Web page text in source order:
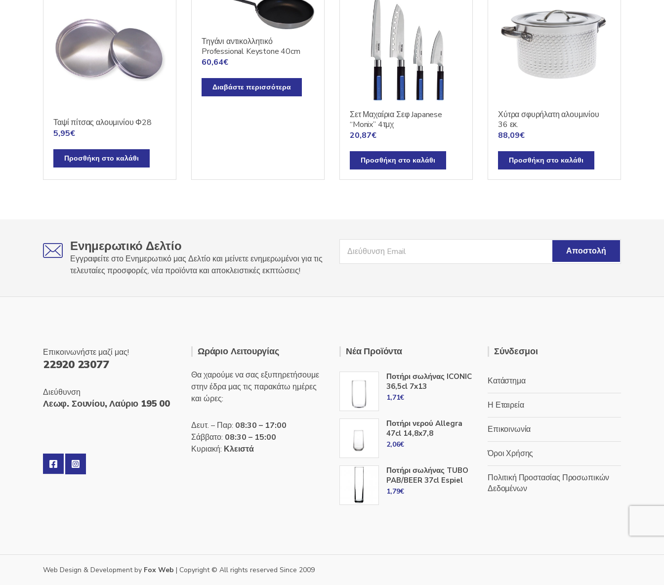
Ταψί πίτσας αλουμινίου Φ28
5,95€
Προσθήκη στο καλάθι
Τηγάνι αντικολλητικό
Professional Keystone 40cm
60,64€
Διαβάστε περισσότερα
Σετ Μαχαίρια Σεφ Japanese
“Monix” 4τμχ
20,87€
Προσθήκη στο καλάθι
Χύτρα σφυρήλατη αλουμινίου
36 εκ.
88,09€
Προσθήκη στο καλάθι
Ενημερωτικό Δελτίο
Εγγραφείτε στο Ενημερωτικό μας Δελτίο και μείνετε ενημερωμένοι για τις
τελευταίες προσφορές, νέα προϊόντα και αποκλειστικές εκπτώσεις!
Επικοινωνήστε μαζί μας!
22920 23077
Διεύθυνση
Λεωφ. Σουνίου, Λαύριο 195 00
Ωράριο Λειτουργίας
Θα χαρούμε να σας εξυπηρετήσουμε
στην έδρα μας τις παρακάτω ημέρες
και ώρες:
Δευτ. – Παρ: 08:30 – 17:00
Σάββατο: 08:30 – 15:00
Κυριακή: Κλειστά
Νέα Προϊόντα
Ποτήρι σωλήνας ICONIC
36,5cl 7x13
1,71€
Ποτήρι νερού Allegra
47cl 14,8x7,8
2,06€
Ποτήρι σωλήνας TUBO
PAB/BEER 37cl Espiel
1,79€
Σύνδεσμοι
Κατάστημα
Η Εταιρεία
Επικοινωνία
Όροι Χρήσης
Πολιτική Προστασίας Προσωπικών
Δεδομένων
Web Design & Development by Fox Web | Copyright © All rights reserved Since 2009